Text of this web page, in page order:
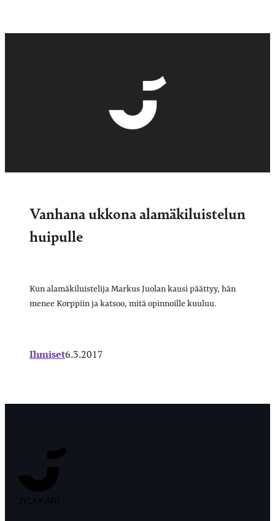
Vanhana ukkona alamäkiluistelun
huipulle
Kun alamäkiluistelija Markus Juolan kausi päättyy, hän
menee Korppiin ja katsoo, mitä opinnoille kuuluu.
Ihmiset6.3.2017